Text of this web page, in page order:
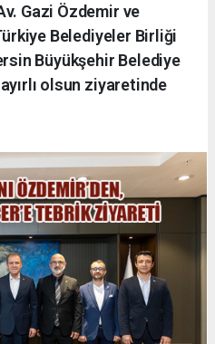
Gazi Özdemir ve
Belediyeler Birliği
Büyükşehir Belediye
olsun ziyaretinde